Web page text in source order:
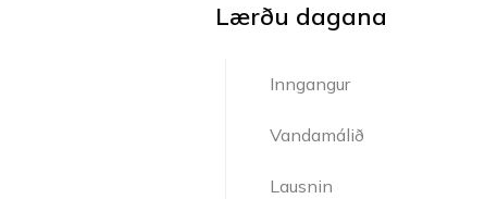
Lærðu dagana
Inngangur
Vandamálið
Lausnin